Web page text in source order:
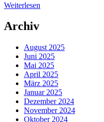
Weiterlesen
Archiv
August 2025
Juni 2025
Mai 2025
April 2025
März 2025
Januar 2025
Dezember 2024
November 2024
Oktober 2024